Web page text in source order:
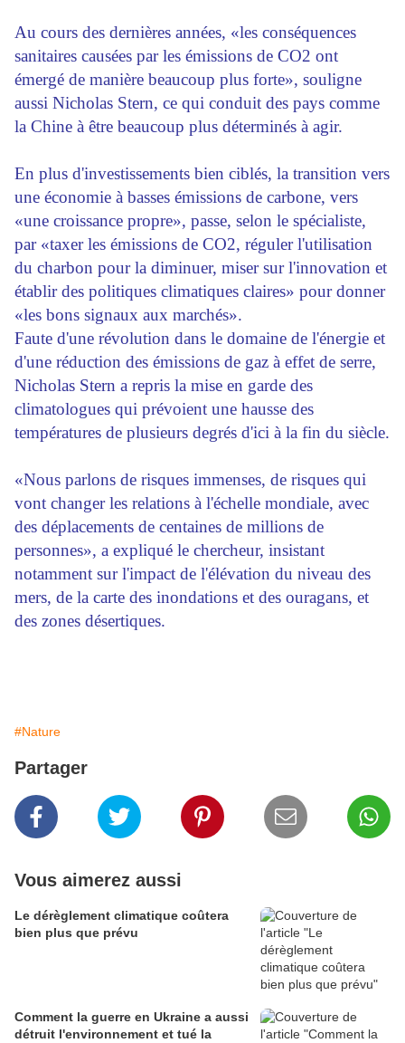
Au cours des dernières années, «les conséquences
sanitaires causées par les émissions de CO2 ont
émergé de manière beaucoup plus forte», souligne
aussi Nicholas Stern, ce qui conduit des pays comme
la Chine à être beaucoup plus déterminés à agir.
En plus d'investissements bien ciblés, la transition vers
une économie à basses émissions de carbone, vers
«une croissance propre», passe, selon le spécialiste,
par «taxer les émissions de CO2, réguler l'utilisation
du charbon pour la diminuer, miser sur l'innovation et
établir des politiques climatiques claires» pour donner
«les bons signaux aux marchés».
Faute d'une révolution dans le domaine de l'énergie et
d'une réduction des émissions de gaz à effet de serre,
Nicholas Stern a repris la mise en garde des
climatologues qui prévoient une hausse des
températures de plusieurs degrés d'ici à la fin du siècle.
«Nous parlons de risques immenses, de risques qui
vont changer les relations à l'échelle mondiale, avec
des déplacements de centaines de millions de
personnes», a expliqué le chercheur, insistant
notamment sur l'impact de l'élévation du niveau des
mers, de la carte des inondations et des ouragans, et
des zones désertiques.
#Nature
Partager
Vous aimerez aussi
Le dérèglement climatique coûtera
bien plus que prévu
Comment la guerre en Ukraine a aussi
détruit l'environnement et tué la